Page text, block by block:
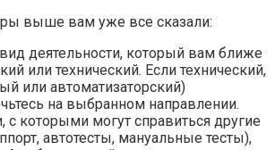
выше вам уже все сказали:
деятельности, который вам ближе
или технический. Если технический,
или автоматизаторский)
на выбранном направлении.
с которыми могут справиться другие
автотесты, мануальные тесты),